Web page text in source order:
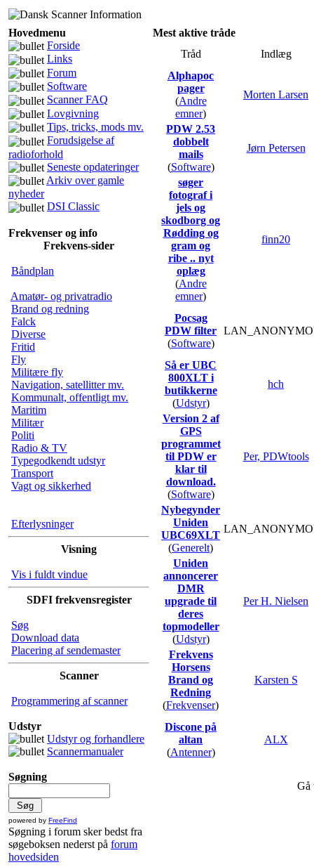
Hovedmenu
Forside
Links
Forum
Software
Scanner FAQ
Lovgivning
Tips, tricks, mods mv.
Forudsigelse af
radioforhold
Seneste opdateringer
Arkiv over gamle
nyheder
DSI Classic
Frekvenser og info
Frekvens-sider
Båndplan
Amatør- og privatradio
Brand og redning
Falck
Diverse
Fritid
Fly
Militære fly
Navigation, satellitter mv.
Kommunalt, offentligt mv.
Maritim
Militær
Politi
Radio & TV
Typegodkendt udstyr
Transport
Vagt og sikkerhed
Efterlysninger
Visning
Vis i fuldt vindue
SDFI frekvensregister
Søg
Download data
Placering af sendemaster
Scanner
Programmering af scanner
Udstyr
Udstyr og forhandlere
Scannermanualer
Søgning
powered by FreeFind
Søgning i forum sker bedst fra
søgeboksen nederst på forum
hovedsiden
Mest aktive tråde
Tråd
Indlæg
Alphapoc
pager
(Andre
emner)
Morten Larsen
PDW 2.53
dobbelt
mails
(Software)
Jørn Petersen
søger
fotograf i
jels og
skodborg og
Rødding og
gram og
ribe .. nyt
oplæg
(Andre
emner)
finn20
Pocsag
PDW filter
(Software)
Så er UBC
800XLT i
butikkerne
(Udstyr)
hch
Version 2 af
GPS
programmet
til PDW er
klar til
download.
(Software)
Per, PDWtools
Nybegynder
Uniden
UBC69XLT
(Generelt)
Uniden
annoncerer
DMR
upgrade til
deres
topmodeller
(Udstyr)
Per H. Nielsen
Frekvens
Horsens
Brand og
Redning
(Frekvenser)
Karsten S
Discone på
altan
(Antenner)
ALX
Gå